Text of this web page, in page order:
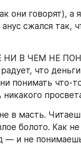
они говорят), а
сжался так,
НИ В ЧЕМ НЕ
что
понимать что-
в масть.
болото. Как
— и не